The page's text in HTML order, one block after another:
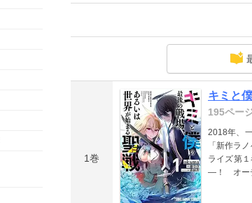
1巻
キミと
195ペー
2018年、
「新作ラ
ライズ第
―！ オー